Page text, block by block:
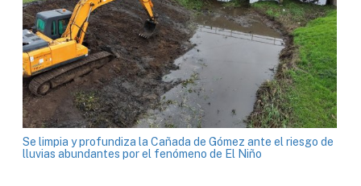
Se limpia y profundiza la Cañada de Gómez ante el riesgo de
lluvias abundantes por el fenómeno de El Niño